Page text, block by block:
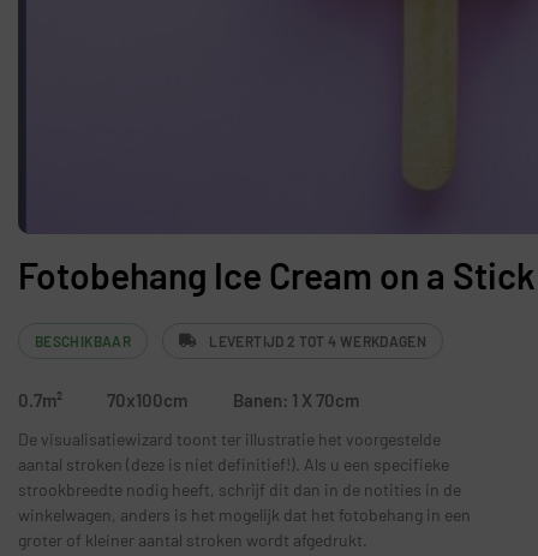
Fotobehang Ice Cream on a Stick
BESCHIKBAAR LEVERTIJD 2 TOT 4 WERKDAGEN
0.7m² 70x100cm Banen: 1 X 70cm
De visualisatiewizard toont ter illustratie het voorgestelde
aantal stroken (deze is niet definitief!). Als u een specifieke
strookbreedte nodig heeft, schrijf dit dan in de notities in de
winkelwagen, anders is het mogelijk dat het fotobehang in een
groter of kleiner aantal stroken wordt afgedrukt.